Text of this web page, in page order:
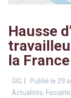
Hausse
la
GIG
Publié le 29
Actualités, Fiscalité